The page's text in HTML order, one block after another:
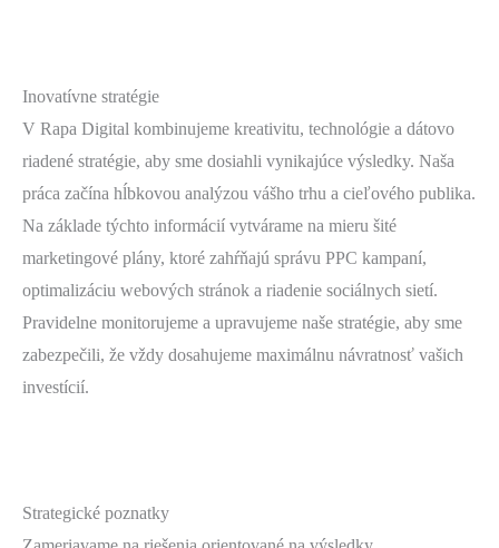
Inovatívne stratégie
V Rapa Digital kombinujeme kreativitu, technológie a dátovo
riadené stratégie, aby sme dosiahli vynikajúce výsledky. Naša
práca začína hĺbkovou analýzou vášho trhu a cieľového publika.
Na základe týchto informácií vytvárame na mieru šité
marketingové plány, ktoré zahŕňajú správu PPC kampaní,
optimalizáciu webových stránok a riadenie sociálnych sietí.
Pravidelne monitorujeme a upravujeme naše stratégie, aby sme
zabezpečili, že vždy dosahujeme maximálnu návratnosť vašich
investícií.
Strategické poznatky